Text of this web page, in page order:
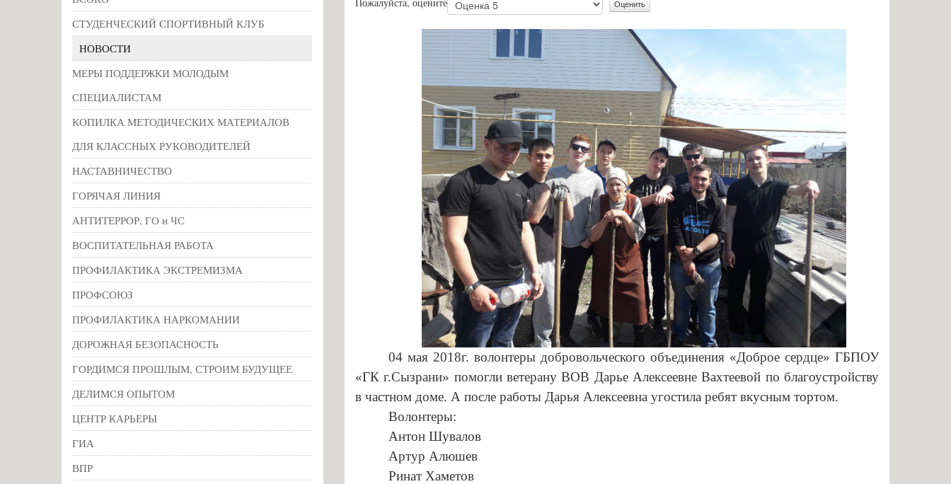
обучающихся
Международное сотрудничество
Организация питания в
образовательной организации
Образовательные стандарты и
требования
с ограниченными возможностями
здоровья
Конкурс заявлений абитуриентов
ГБПОУ «ГК г. СЫЗРАНИ»
Информация для абитуриентов
Вопросы-ответы
Образовательный кредит с
государственной поддержкой
Основание для представления
льгот
Особенности приема
иностранных граждан
Заочное обучение
Дополнительное
профессиональное образование
Пожалуйста, оцените
04 мая 2018г. волонтеры добровольческого объединения «Доброе сердце» ГБПОУ
«ГК г.Сызрани» помогли ветерану ВОВ Дарье Алексеевне Вахтеевой по благоустройству
в частном доме. А после работы Дарья Алексеевна угостила ребят вкусным тортом.
Волонтеры:
Антон Шувалов
Артур Алюшев
Ринат Хаметов
СТУДЕНЧЕСКИЙ СПОРТИВНЫЙ КЛУБ
НОВОСТИ
МЕРЫ ПОДДЕРЖКИ МОЛОДЫМ
СПЕЦИАЛИСТАМ
КОПИЛКА МЕТОДИЧЕСКИХ МАТЕРИАЛОВ
ДЛЯ КЛАССНЫХ РУКОВОДИТЕЛЕЙ
НАСТАВНИЧЕСТВО
ГОРЯЧАЯ ЛИНИЯ
АНТИТЕРРОР, ГО и ЧС
ВОСПИТАТЕЛЬНАЯ РАБОТА
ПРОФИЛАКТИКА ЭКСТРЕМИЗМА
ПРОФСОЮЗ
ПРОФИЛАКТИКА НАРКОМАНИИ
ДОРОЖНАЯ БЕЗОПАСНОСТЬ
ГОРДИМСЯ ПРОШЛЫМ, СТРОИМ БУДУЩЕЕ
ДЕЛИМСЯ ОПЫТОМ
ЦЕНТР КАРЬЕРЫ
ГИА
ВПР